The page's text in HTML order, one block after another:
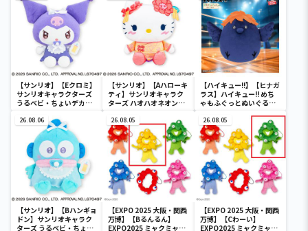
【サンリオ】【Eクロミ】
サンリオキャラクターズ
うるベビ・ちょいデカド
【サンリオ】【Aハローキ
ティ】サンリオキャラク
ターズ ハオハオネオンタ
【ハイキュー!!】【ヒナガ
ラス】ハイキュー!! めち
ゃもふぐっとぬいぐるみ
26.08.06
【サンリオ】【Bハンギョ
ドン】サンリオキャラク
ターズ うるベビ・ちょい
26.08.05
【EXPO 2025 大阪・関西
万博】【Bるんるん】
EXPO2025 ミャクミャク
26.08.05
【EXPO 2025 大阪・関西
万博】【Cわーい】
EXPO2025 ミャクミャク